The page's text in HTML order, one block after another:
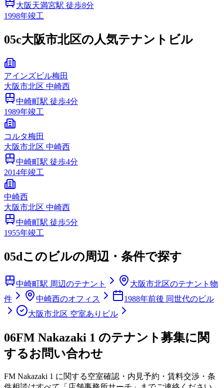
大阪天満宮駅 徒歩8分
1998年竣工
05c大阪市北区の人気テナントビル
アインズビル梅田
大阪市北区 中崎西
中崎町駅 徒歩4分
1989年竣工
コルタ梅田
大阪市北区 中崎西
中崎町駅 徒歩4分
2014年竣工
中崎西
大阪市北区 中崎西
中崎町駅 徒歩5分
1955年竣工
05dこのビルの周辺・条件で探す
中崎町駅 周辺のテナント
大阪市北区のテナント物
件
中崎西のオフィス
1988年前後 同世代のビル
大阪市北区 空室ありビル
06FM Nakazaki 1 のテナント募集に関
するお問い合わせ
FM Nakazaki 1 に関する空室確認・内見予約・賃料交渉・条